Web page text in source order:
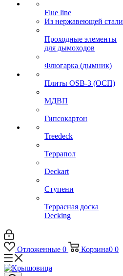
Flue line
Из нержавеющей стали
Проходные элементы
для дымоходов
Флюгарка (дымник)
Плиты OSB-3 (ОСП)
МДВП
Гипсокартон
Treedeck
Террапол
Deckart
Ступени
Террасная доска
Decking
Отложенные 0 Корзина0 0